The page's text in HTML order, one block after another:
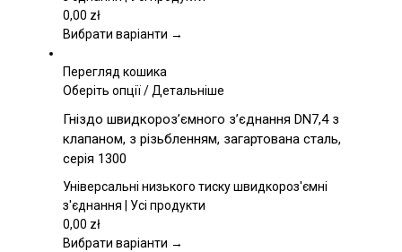
на
товару
0,00 zł
Вибрати варіанти →
Перегляд кошика
Оберіть опціїЦей
має
кілька
Параметри
можна
на
/Детальніше
Гніздо швидкороз’ємного з’єднання DN7,4 з
клапаном, з різьбленням, загартована сталь,
серія 1300
Універсальні низького тиску швидкороз'ємні
з'єднання | Усі продукти
0,00 zł
Вибрати варіанти →